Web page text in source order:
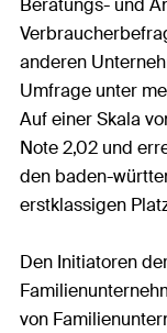
Beratungs- und
anderen
Umfrage unter
Auf einer Skala
Note 2,02 und
den baden-
erstklassigen
Den Initiatoren
von